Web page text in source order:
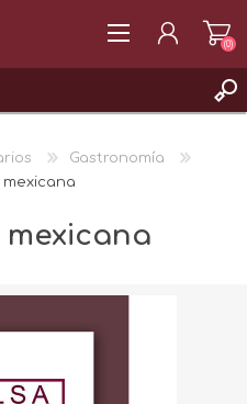
(0)
Gastronomía